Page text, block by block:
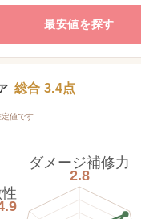
最安値を探す
総合 3.4点
値です
ダメージ補修力
2.8